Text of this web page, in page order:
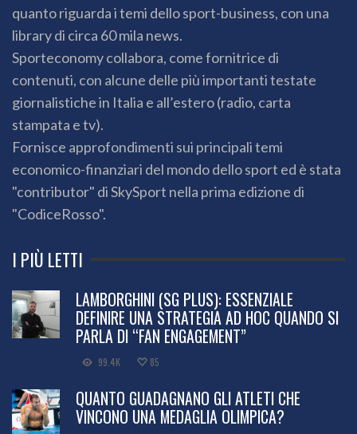
quanto riguarda i temi dello sport-business, con una
library di circa 60 mila news.
Sporteconomy collabora, come fornitrice di
contenuti, con alcune delle più importanti testate
giornalistiche in Italia e all’estero (radio, carta
stampata e tv).
Fornisce approfondimenti sui principali temi
economico-finanziari del mondo dello sport ed è stata
"contributor" di SkySport nella prima edizione di
"CodiceRosso".
I PIÙ LETTI
LAMBORGHINI (SG PLUS): ESSENZIALE
DEFINIRE UNA STRATEGIA AD HOC QUANDO SI
PARLA DI “FAN ENGAGEMENT”
99.4K 85
QUANTO GUADAGNANO GLI ATLETI CHE
VINCONO UNA MEDAGLIA OLIMPICA?